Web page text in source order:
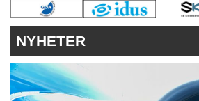
PRENUMERERA
ANNONSERA
NYHETER